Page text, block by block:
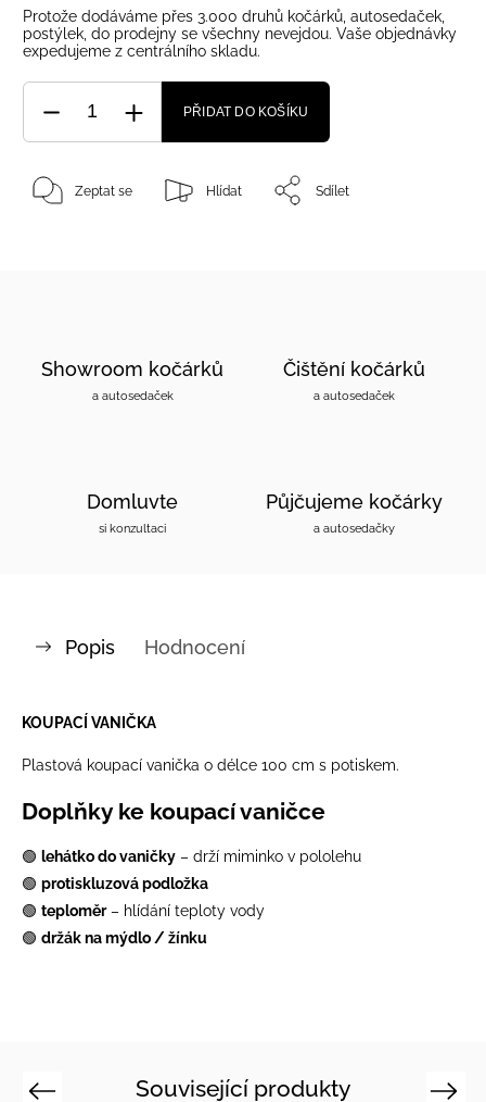
Protože dodáváme přes 3.000 druhů kočárků, autosedaček,
postýlek, do prodejny se všechny nevejdou. Vaše objednávky
expedujeme z centrálního skladu.
PŘIDAT DO KOŠÍKU
Zeptat se Hlídat Sdílet
Showroom kočárků
a autosedaček
Čištění kočárků
a autosedaček
Domluvte
si konzultaci
Půjčujeme kočárky
a autosedačky
Popis Hodnocení
KOUPACÍ VANIČKA
Plastová koupací vanička o délce 100 cm s potiskem.
Doplňky ke koupací vaničce
🟢 lehátko do vaničky – drží miminko v pololehu
🟢 protiskluzová podložka
🟢 teploměr– hlídání teploty vody
🟢 držák na mýdlo / žínku
Související produkty
Previous Next